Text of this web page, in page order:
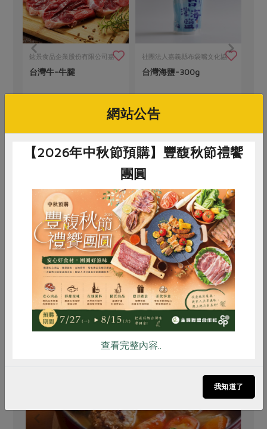
鈜景食品企業股份有限公司嘉
義分公司
台灣牛-牛腩
社團法人嘉義縣布袋嘴文化協
會
台灣海鹽-300g
你可能有興趣的食譜
惜食 RPET 食譜 減硝酸鹽
雞蛋 食安 共同購買
網站公告
【2026年中秋節預購】豐馥秋節禮饗
團圓
查看完整內容..
我知道了